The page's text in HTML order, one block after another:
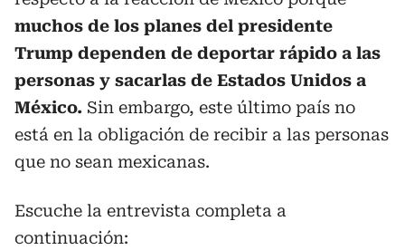
muchos de los planes del presidente
Trump dependen de deportar rápido a las
personas y sacarlas de Estados Unidos a
México. Sin embargo, este último país no
está en la obligación de recibir a las personas
que no sean mexicanas.
Escuche la entrevista completa a
continuación: